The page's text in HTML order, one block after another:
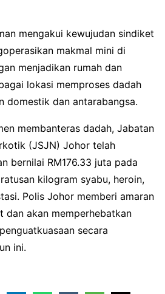
mengakui kewujudan sindiket
makmal mini di
menjadikan rumah dan
lokasi memproses dadah
domestik dan antarabangsa.
membanteras dadah, Jabatan
(JSJN) Johor telah
bernilai RM176.33 juta pada
kilogram syabu, heroin,
Polis Johor memberi amaran
dan akan memperhebatkan
secara
ini.